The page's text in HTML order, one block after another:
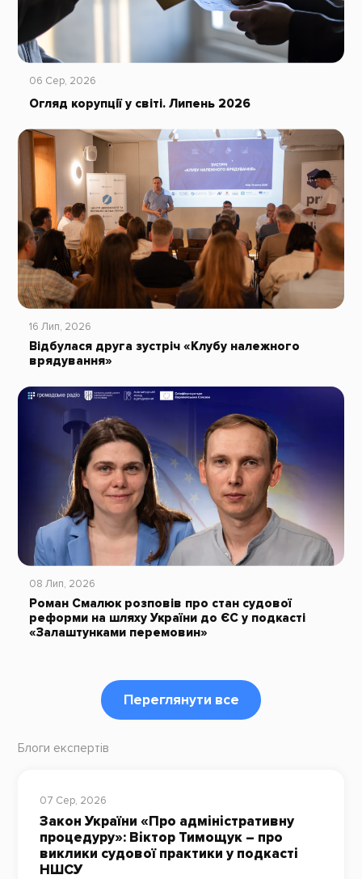
06 Сер, 2026
Огляд корупції у світі. Липень 2026
16 Лип, 2026
Відбулася друга зустріч «Клубу належного
врядування»
08 Лип, 2026
Роман Смалюк розповів про стан судової
реформи на шляху України до ЄС у подкасті
«Залаштунками перемовин»
Переглянути все
Блоги експертів
07 Сер, 2026
Закон України «Про адміністративну
процедуру»: Віктор Тимощук – про
виклики судової практики у подкасті
НШСУ